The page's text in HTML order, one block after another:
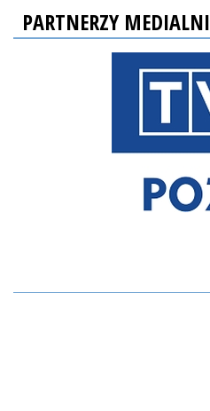
PARTNERZY MEDIALNI